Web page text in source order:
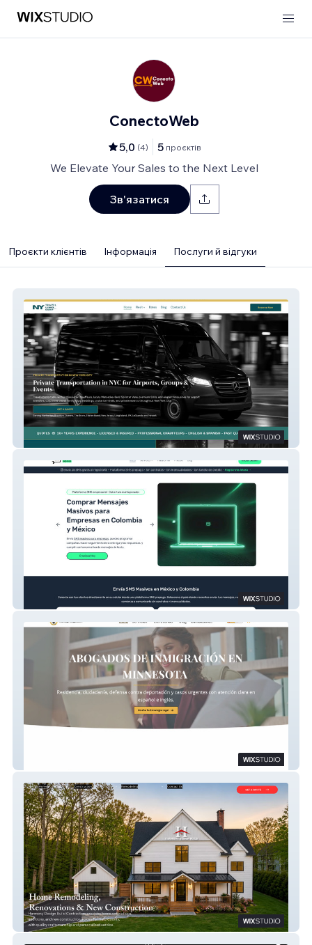
ConectoWeb
5,0 (4) 5 проєктів
We Elevate Your Sales to the Next Level
Зв'язатися
Проєкти клієнтів Інформація Послуги й відгуки
Ny Travel Limo
Inalambria Express
Harmony